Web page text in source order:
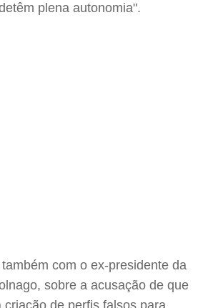
plena autonomia".
com o ex-presidente da
sobre a acusação de que
de perfis falsos para